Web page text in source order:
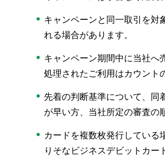
キャンペーンと同一取引を対
れる場合があります。
キャンペーン期間中に当社へ
処理されたご利用はカウント
先着の判断基準について、同
が早い方、当社所定の審査の
カードを複数枚発行している
りそなビジネスデビットカー